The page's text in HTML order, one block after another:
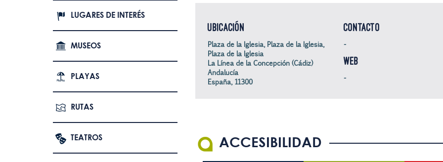
LUGARES DE INTERÉS
MUSEOS
PLAYAS
RUTAS
TEATROS
UBICACIÓN
Plaza de la Iglesia, Plaza de la Iglesia,
Plaza de la Iglesia
La Línea de la Concepción (Cádiz)
Andalucía
España, 11300
CONTACTO
-
WEB
-
ACCESIBILIDAD